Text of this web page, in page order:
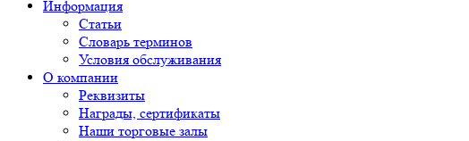
Информация
Статьи
Словарь терминов
Условия обслуживания
О компании
Реквизиты
Награды, сертификаты
Наши торговые залы